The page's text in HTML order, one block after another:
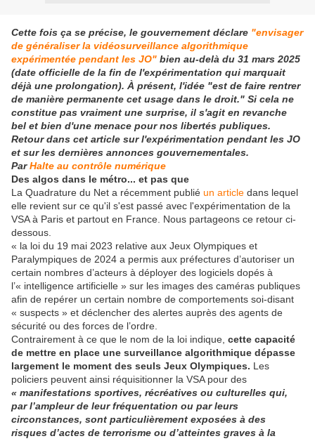
Cette fois ça se précise, le gouvernement déclare "envisager
de généraliser la vidéosurveillance algorithmique
expérimentée pendant les JO" bien au-delà du 31 mars 2025
(date officielle de la fin de l'expérimentation qui marquait
déjà une prolongation). À présent, l'idée "est de faire rentrer
de manière permanente cet usage dans le droit." Si cela ne
constitue pas vraiment une surprise, il s'agit en revanche
bel et bien d'une menace pour nos libertés publiques.
Retour dans cet article sur l'expérimentation pendant les JO
et sur les dernières annonces gouvernementales.
ParHalte au contrôle numérique
Des algos dans le métro... et pas que
La Quadrature du Net a récemment publié un article dans lequel
elle revient sur ce qu'il s'est passé avec l'expérimentation de la
VSA à Paris et partout en France. Nous partageons ce retour ci-
dessous.
« la loi du 19 mai 2023 relative aux Jeux Olympiques et
Paralympiques de 2024 a permis aux préfectures d’autoriser un
certain nombres d’acteurs à déployer des logiciels dopés à
l’« intelligence artificielle » sur les images des caméras publiques
afin de repérer un certain nombre de comportements soi-disant
« suspects » et déclencher des alertes auprès des agents de
sécurité ou des forces de l’ordre.
Contrairement à ce que le nom de la loi indique, cette capacité
de mettre en place une surveillance algorithmique dépasse
largement le moment des seuls Jeux Olympiques. Les
policiers peuvent ainsi réquisitionner la VSA pour des
« manifestations sportives, récréatives ou culturelles qui,
par l’ampleur de leur fréquentation ou par leurs
circonstances, sont particulièrement exposées à des
risques d’actes de terrorisme ou d’atteintes graves à la